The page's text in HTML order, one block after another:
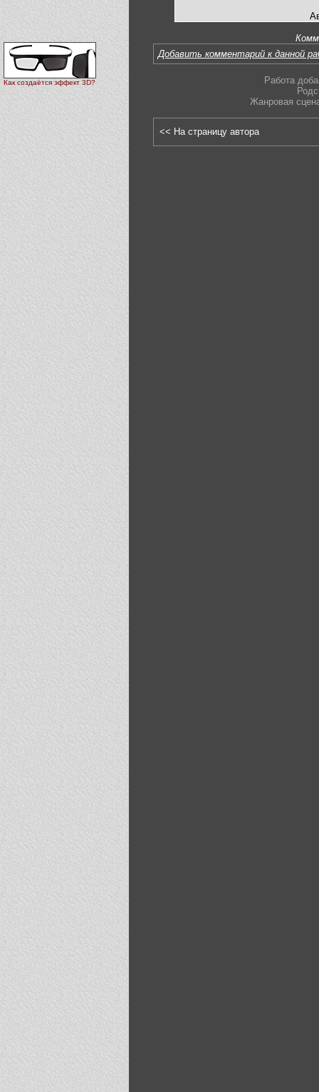
Как создаётся эффект 3D?
Добавить комментарий к данной
Работа
Жанровая
<< На страницу автора